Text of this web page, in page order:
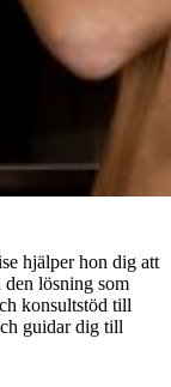
hjälper hon dig att
den lösning som
konsultstöd till
guidar dig till